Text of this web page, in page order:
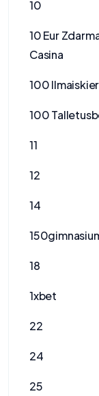
10
10 Eur
Casina
100
100
11
12
14
18
1xbet
22
24
25